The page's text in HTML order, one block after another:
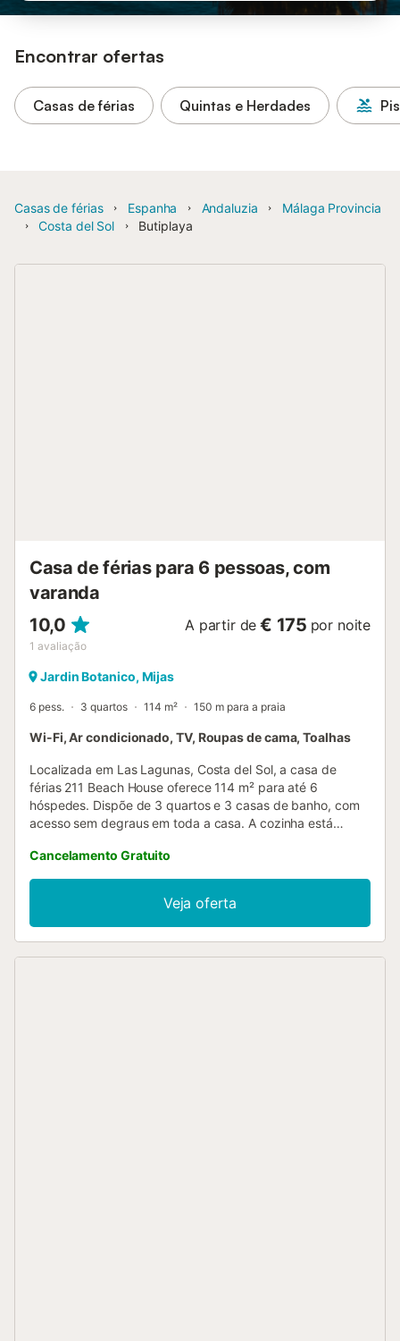
Encontrar ofertas
Casas de férias Quintas e Herdades
Casas de férias Espanha Andaluzia
Málaga Provincia
Costa del Sol
Butiplaya
Casa de férias para 6 pessoas, com
varanda
10,0
1 avaliação
A partir de € 175 por noite
Jardin Botanico, Mijas
6 pess. 3 quartos 114 m² 150 m para a praia
Wi-Fi, Ar condicionado, TV, Roupas de cama, Toalhas
Localizada em Las Lagunas, Costa del Sol, a casa de
férias 211 Beach House oferece 114 m² para até 6
hóspedes. Dispõe de 3 quartos e 3 casas de banho, com
acesso sem degraus em toda a casa. A cozinha está
preparar refeições durante a vossa estadia. Entre as
comodidades encontram Wi-Fi de alta velocidade
adequado para videochamadas, ar condicionado em
todos os quartos e salas, aquecimento por ar quente,
televisão, vídeo a pedido, máquina de lavar roupa e self
Cancelamento Gratuito
Veja oferta